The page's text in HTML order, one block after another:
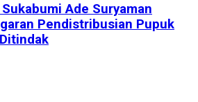
Ade Suryaman
Pendistribusian Pupuk